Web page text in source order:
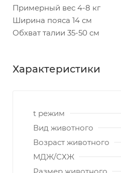
Примерный вес 4-8 кг
Ширина пояса 14 см
Обхват талии 35-50 см
Характеристики
t режим
Вид животного
Возраст животного
МДЖ/СХЖ